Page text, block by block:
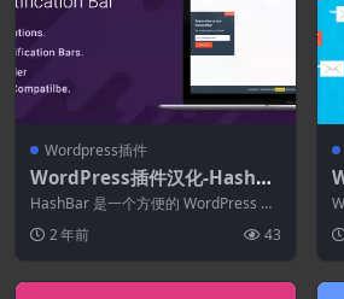
Wordpress插件
WordPress插件汉化-HashBa
r pro 1.4.1–WordPress通知
栏
HashBar 是一个方便的 WordPress 通
2 年前 43
件